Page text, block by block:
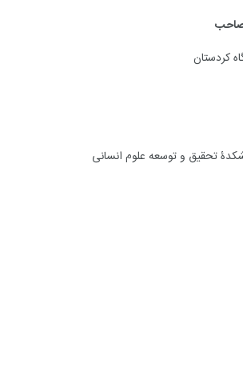
صاحب
کردستان
تحقیق و توسعه علوم انسانی